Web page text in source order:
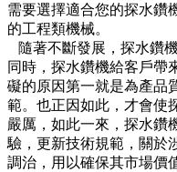
需要選擇適合您的探水鑽
的工程類機械。
隨著不斷發展，探水鑽
同時，探水鑽機給客戶帶
礙的原因第一就是為產品
範。也正因如此，才會使
嚴厲，如此一來，探水鑽
驗，更新技術規範，關於
調治，用以確保其市場價